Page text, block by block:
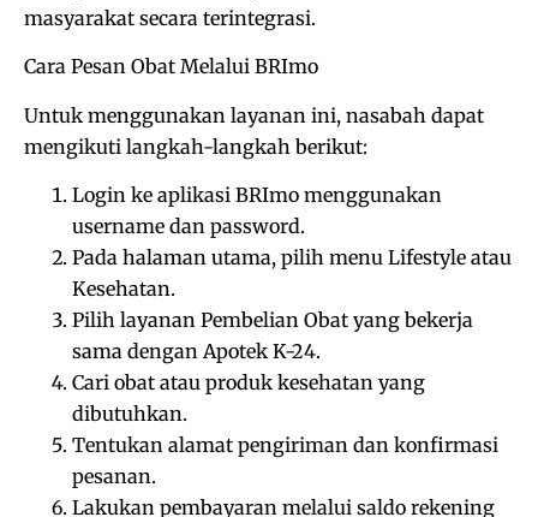
masyarakat secara terintegrasi.
Cara Pesan Obat Melalui BRImo
Untuk menggunakan layanan ini, nasabah dapat
mengikuti langkah-langkah berikut:
Login ke aplikasi BRImo menggunakan
username dan password.
Pada halaman utama, pilih menu Lifestyle atau
Kesehatan.
Pilih layanan Pembelian Obat yang bekerja
sama dengan Apotek K-24.
Cari obat atau produk kesehatan yang
dibutuhkan.
Tentukan alamat pengiriman dan konfirmasi
pesanan.
Lakukan pembayaran melalui saldo rekening